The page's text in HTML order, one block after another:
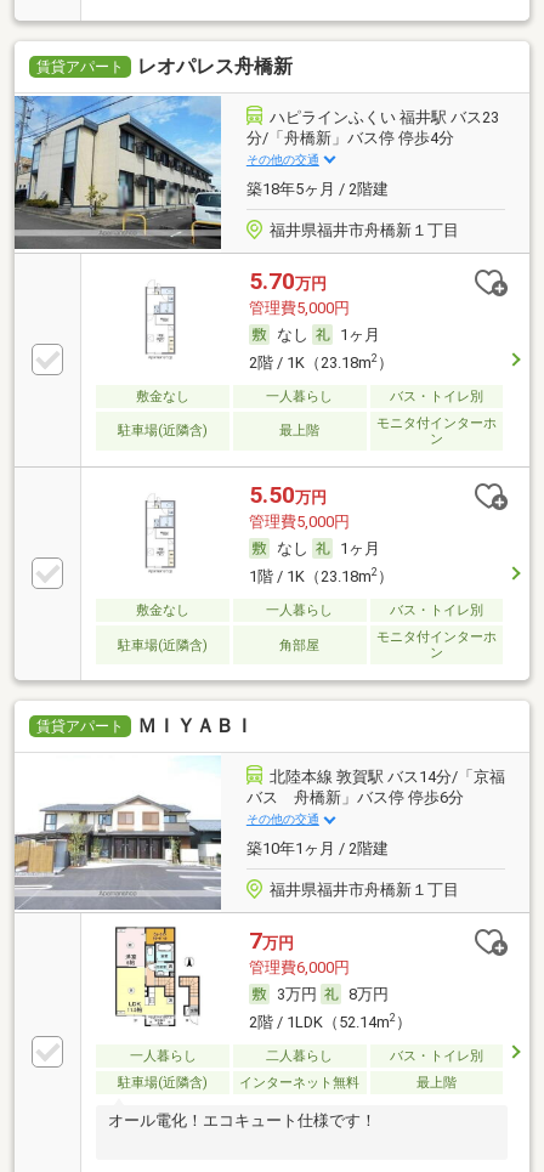
賃貸アパート レオパレス舟橋新
ハピラインふくい 福井駅 バス23
分/「舟橋新」バス停 停歩4分
その他の交通
築18年5ヶ月 / 2階建
福井県福井市舟橋新１丁目
5.70万円
管理費5,000円
なし
1ヶ月
2階 / 1K（23.18m2）
敷金なし 一人暮らし バス・トイレ別
駐車場(近隣含) 最上階
モニタ付インターホ
ン
5.50万円
管理費5,000円
なし
1ヶ月
1階 / 1K（23.18m2）
敷金なし 一人暮らし バス・トイレ別
駐車場(近隣含) 角部屋
モニタ付インターホ
ン
賃貸アパート ＭＩＹＡＢＩ
北陸本線 敦賀駅 バス14分/「京福
バス 舟橋新」バス停 停歩6分
その他の交通
築10年1ヶ月 / 2階建
福井県福井市舟橋新１丁目
7万円
管理費6,000円
3万円
8万円
2階 / 1LDK（52.14m2）
一人暮らし 二人暮らし
バス・トイレ別
駐車場(近隣含)
インターネット無料 最上階
オール電化！エコキュート仕様です！